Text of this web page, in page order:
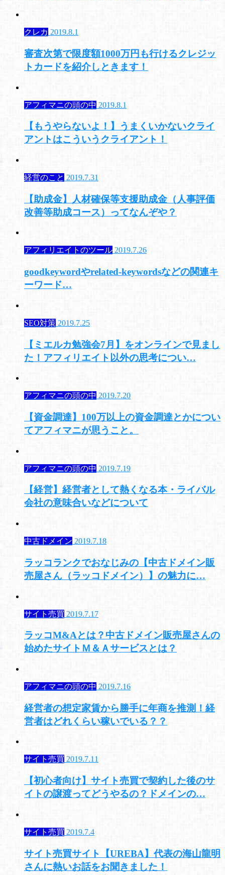
クレカ 2019.8.1
審査次第で限度額1000万円も行けるクレジッ
トカードを紹介しときます！
アフィマニの頭の中 2019.8.1
【もうやらないよ！】うまくいかないクライ
アントはこういうクライアント！
経営のこと 2019.7.31
【助成金】人材確保等支援助成金（人事評価
改善等助成コース）ってなんぞや？
アフィリエイトのツール 2019.7.26
goodkeywordやrelated-keywordsなどの関連キ
ーワード…
SEO対策 2019.7.25
【ミエルカ勉強会7月】をオンラインで見まし
た！アフィリエイト以外の思考につい…
アフィマニの頭の中 2019.7.20
【資金調達】100万以上の資金調達とかについ
てアフィマニが思うこと。
アフィマニの頭の中 2019.7.19
【経営】経営者として熱くなる本・ライバル
会社の意味合いなどについて
中古ドメイン 2019.7.18
ラッコランクでおなじみの【中古ドメイン販
売屋さん（ラッコドメイン）】の魅力に…
サイト売買 2019.7.17
ラッコM&Aとは？中古ドメイン販売屋さんの
始めたサイトＭ＆Ａサービスとは？
アフィマニの頭の中 2019.7.16
経営者の想定家賃から勝手に年商を推測！経
営者はどれくらい稼いでいる？？
サイト売買 2019.7.11
【初心者向け】サイト売買で契約した後のサ
イトの譲渡ってどうやるの？ドメインの…
サイト売買 2019.7.4
サイト売買サイト【UREBA】代表の海山龍明
さんに熱いお話をお聞きました！